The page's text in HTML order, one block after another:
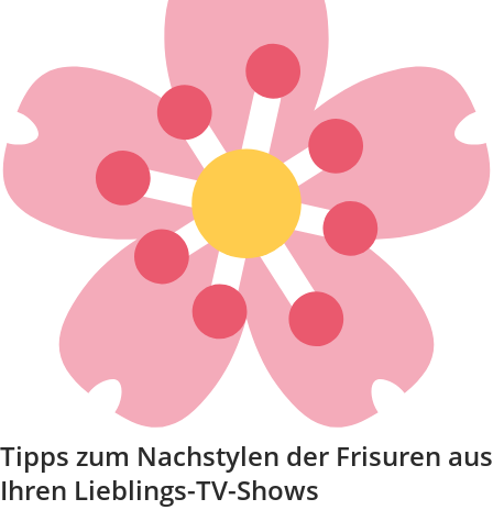
Tipps zum Nachstylen der Frisuren aus
Ihren Lieblings-TV-Shows